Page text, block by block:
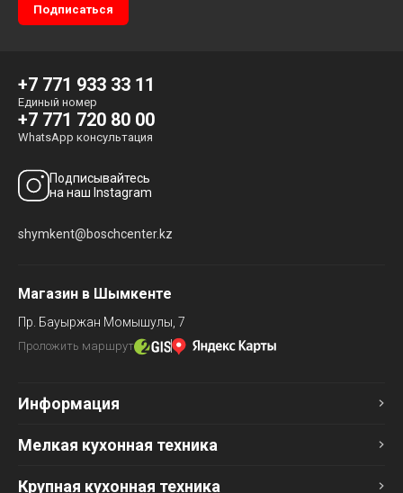
+7 771 933 33 11
Единый номер
+7 771 720 80 00
WhatsApp консультация
Подписывайтесь
на наш Instagram
shymkent@boschcenter.kz
Магазин в Шымкенте
Пр. Бауыржан Момышулы, 7
Проложить маршрут
Информация
Мелкая кухонная техника
Крупная кухонная техника